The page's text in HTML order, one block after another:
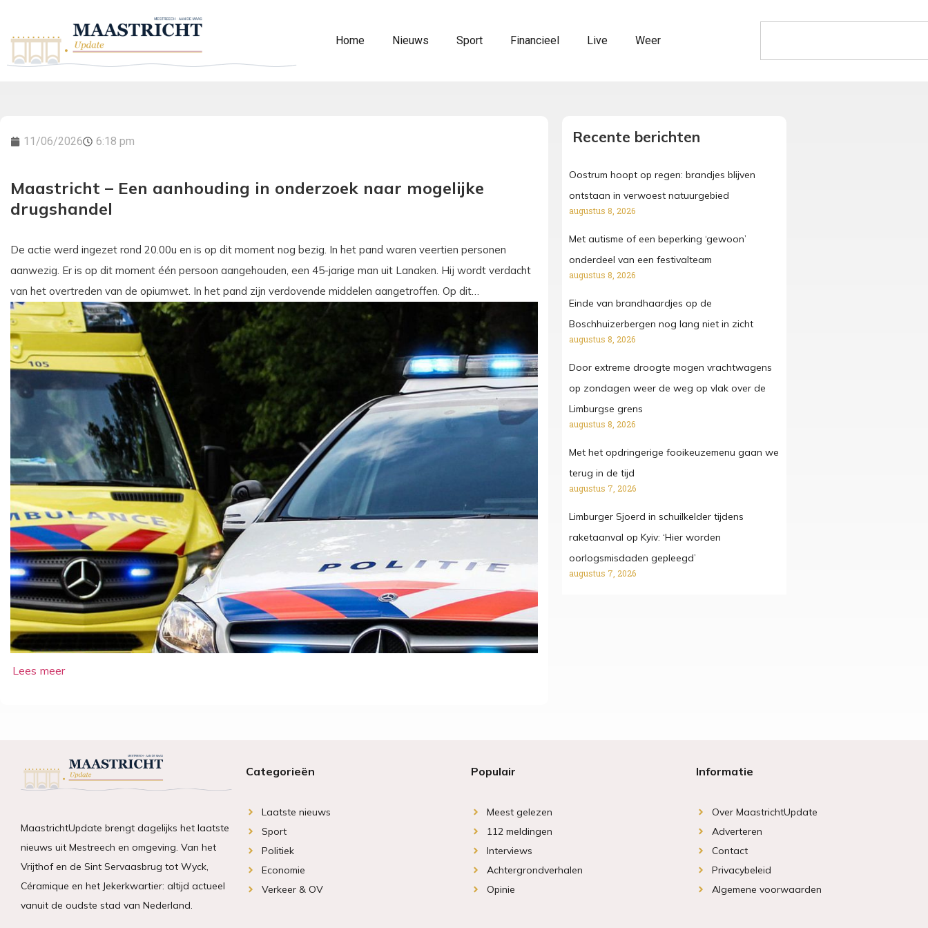
Home Nieuws Sport Financieel Live Weer
11/06/2026 6:18 pm
Maastricht – Een aanhouding in onderzoek naar mogelijke
drugshandel
De actie werd ingezet rond 20.00u en is op dit moment nog bezig. In het pand waren veertien personen
aanwezig. Er is op dit moment één persoon aangehouden, een 45-jarige man uit Lanaken. Hij wordt verdacht
van het overtreden van de opiumwet. In het pand zijn verdovende middelen aangetroffen. Op dit…
Recente berichten
Oostrum hoopt op regen: brandjes blijven
ontstaan in verwoest natuurgebied
augustus 8, 2026
Met autisme of een beperking ‘gewoon’
onderdeel van een festivalteam
augustus 8, 2026
Einde van brandhaardjes op de
Boschhuizerbergen nog lang niet in zicht
augustus 8, 2026
Door extreme droogte mogen vrachtwagens
op zondagen weer de weg op vlak over de
Limburgse grens
augustus 8, 2026
Met het opdringerige fooikeuzemenu gaan we
terug in de tijd
augustus 7, 2026
Limburger Sjoerd in schuilkelder tijdens
raketaanval op Kyiv: ‘Hier worden
oorlogsmisdaden gepleegd’
augustus 7, 2026
MaastrichtUpdate brengt dagelijks het laatste
nieuws uit Mestreech en omgeving. Van het
Vrijthof en de Sint Servaasbrug tot Wyck,
Céramique en het Jekerkwartier: altijd actueel
vanuit de oudste stad van Nederland.
Categorieën
Laatste nieuws
Sport
Politiek
Economie
Verkeer & OV
Populair
Meest gelezen
112 meldingen
Interviews
Achtergrondverhalen
Opinie
Informatie
Over MaastrichtUpdate
Adverteren
Contact
Privacybeleid
Algemene voorwaarden